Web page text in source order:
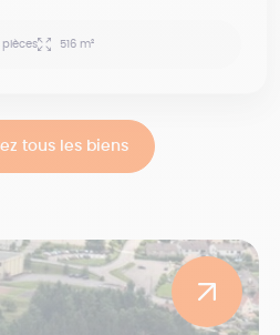
pièces 516 m²
tous les biens